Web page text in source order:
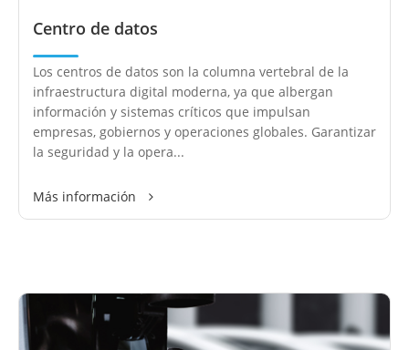
Centro de datos
Los centros de datos son la columna vertebral de la
infraestructura digital moderna, ya que albergan
información y sistemas críticos que impulsan
empresas, gobiernos y operaciones globales. Garantizar
la seguridad y la opera...
Más información